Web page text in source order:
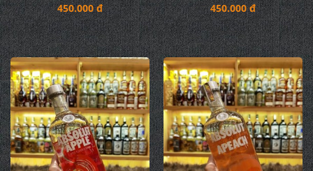
450.000 đ
450.000 đ